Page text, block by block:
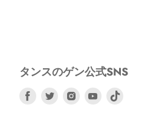
タンスのゲン公式SNS
Facebook
Twitter InstagramYoutube